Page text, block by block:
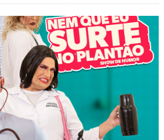
TEATRO
DO
SESC
FEIRA